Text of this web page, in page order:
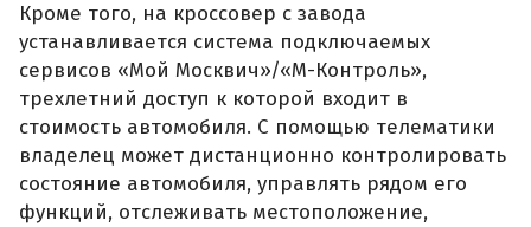
Кроме того, на кроссовер с завода
устанавливается система подключаемых
сервисов «Мой Москвич»/«М-Контроль»,
трехлетний доступ к которой входит в
стоимость автомобиля. С помощью телематики
владелец может дистанционно контролировать
состояние автомобиля, управлять рядом его
функций, отслеживать местоположение,